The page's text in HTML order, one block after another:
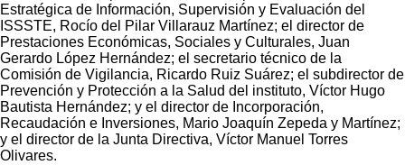
Estratégica de Información, Supervisión y Evaluación del
ISSSTE, Rocío del Pilar Villarauz Martínez; el director de
Prestaciones Económicas, Sociales y Culturales, Juan
Gerardo López Hernández; el secretario técnico de la
Comisión de Vigilancia, Ricardo Ruiz Suárez; el subdirector de
Prevención y Protección a la Salud del instituto, Víctor Hugo
Bautista Hernández; y el director de Incorporación,
Recaudación e Inversiones, Mario Joaquín Zepeda y Martínez;
y el director de la Junta Directiva, Víctor Manuel Torres
Olivares.